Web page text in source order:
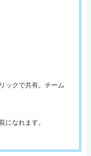
ックで共有。チーム
になれます。